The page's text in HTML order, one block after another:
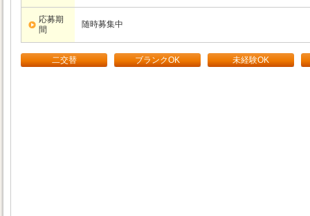
応募期
間
随時募集中
二交替 ブランクOK 未経験OK